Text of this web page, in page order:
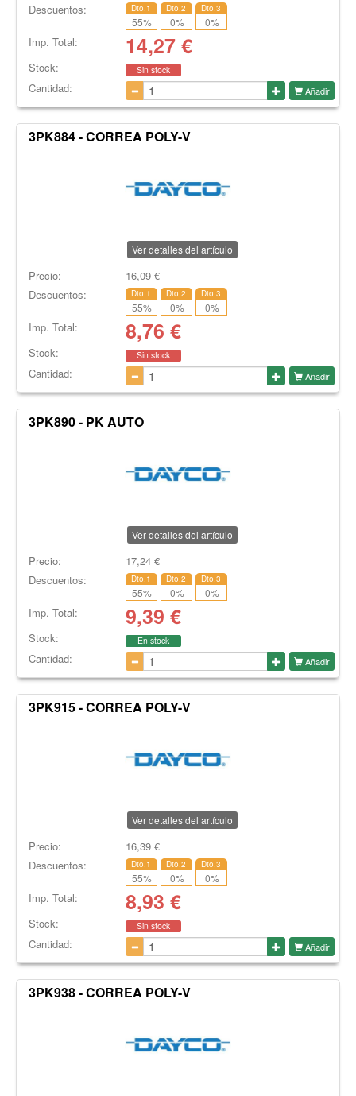
Descuentos:
Dto.1
55%
Dto.2
0%
Dto.3
0%
Imp. Total: 14,27€
Stock: Sin stock
Cantidad: Añadir
3PK884 - CORREA POLY-V
Ver detalles del artículo
Precio: 16,09€
Descuentos:
Dto.1
55%
Dto.2
0%
Dto.3
0%
Imp. Total: 8,76 €
Stock: Sin stock
Cantidad: Añadir
3PK890 - PK AUTO
Ver detalles del artículo
Precio: 17,24€
Descuentos:
Dto.1
55%
Dto.2
0%
Dto.3
0%
Imp. Total: 9,39 €
Stock: En stock
Cantidad: Añadir
3PK915 - CORREA POLY-V
Ver detalles del artículo
Precio: 16,39€
Descuentos:
Dto.1
55%
Dto.2
0%
Dto.3
0%
Imp. Total: 8,93 €
Stock: Sin stock
Cantidad: Añadir
3PK938 - CORREA POLY-V